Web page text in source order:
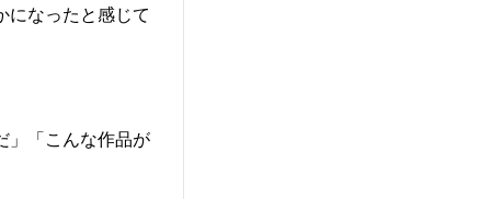
になったと感じて
」「こんな作品が